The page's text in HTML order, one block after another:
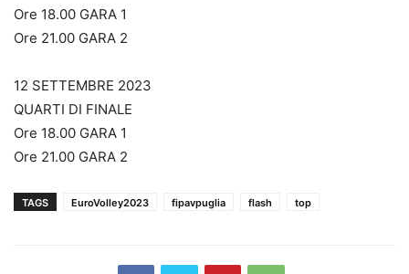
Ore 18.00 GARA 1
Ore 21.00 GARA 2
12 SETTEMBRE 2023
QUARTI DI FINALE
Ore 18.00 GARA 1
Ore 21.00 GARA 2
TAGS EuroVolley2023 fipavpuglia flash top